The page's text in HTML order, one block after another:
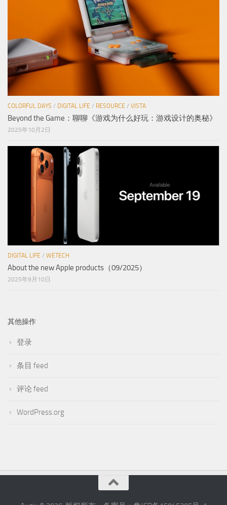
COLORFUL DAYS / DIGITAL LIFE / RESOURCE / VISTA
Beyond the Game：聊聊《游戏为什么好玩：游戏设计的奥秘》
2025年10月2日
DIGITAL LIFE / WETECH
About the new Apple products（09/2025）
2025年9月10日
其他操作
登录
条目 feed
评论 feed
WordPress.org